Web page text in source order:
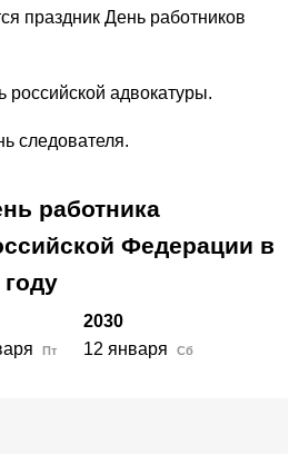
праздник День работников
адвокатуры.
следователя.
работника
Федерации в
году
2030
Пт 12 января Сб